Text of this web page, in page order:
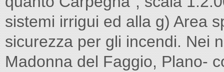
sistemi irrigui ed alla g) Area
sicurezza per gli incendi. Nei
Madonna del Faggio, Plano-